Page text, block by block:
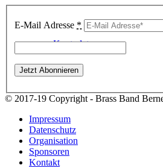
Kontodaten
E-Mail Adresse *
© 2017-19 Copyright - Brass Band
Impressum
Datenschutz
Organisation
Sponsoren
Kontakt